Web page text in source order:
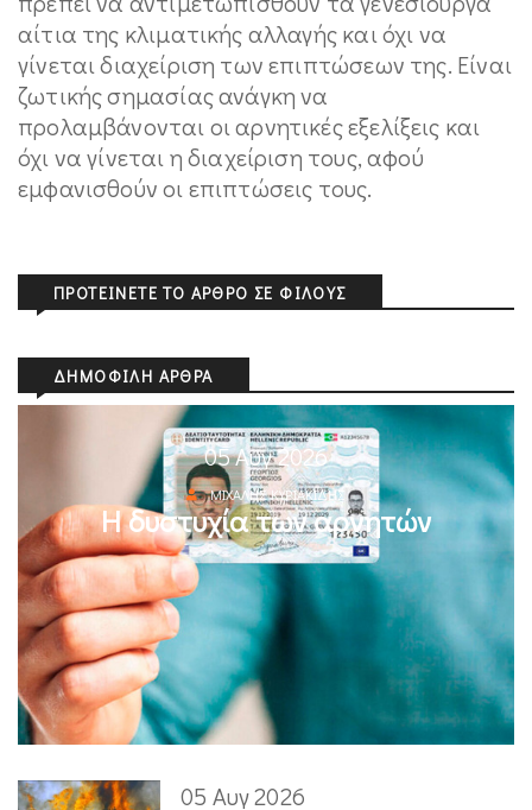
αίτια της κλιματικής αλλαγής και όχι να
γίνεται διαχείριση των επιπτώσεων της. Είναι
ζωτικής σημασίας ανάγκη να
προλαμβάνονται οι αρνητικές εξελίξεις και
όχι να γίνεται η διαχείριση τους, αφού
εμφανισθούν οι επιπτώσεις τους.
ΠΡΟΤΕΊΝΕΤΕ ΤΟ ΆΡΘΡΟ ΣΕ ΦΊΛΟΥΣ
ΔΗΜΟΦΙΛΉ ΆΡΘΡΑ
05 Αυγ 2026
ΜΙΧΆΛΗΣ ΚΥΡΙΑΚΊΔΗΣ
Η δυστυχία των αρνητών
05 Αυγ 2026